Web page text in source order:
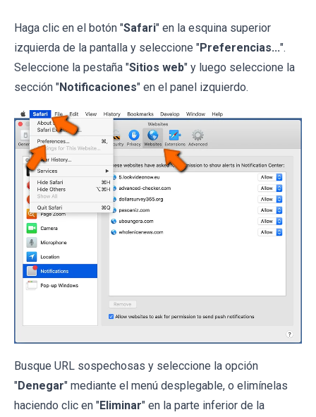
Haga clic en el botón "Safari" en la esquina superior
izquierda de la pantalla y seleccione "Preferencias...".
Seleccione la pestaña "Sitios web" y luego seleccione la
sección "Notificaciones" en el panel izquierdo.
Busque URL sospechosas y seleccione la opción
"Denegar" mediante el menú desplegable, o elimínelas
haciendo clic en "Eliminar" en la parte inferior de la